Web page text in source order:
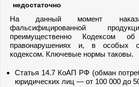
недостаточно
На данный момент
фальсифицированной
преимущественно Кодексом об
правонарушениях и, в особых
кодексом. Ключевые нормы таковы.
Статья 14.7 КоАП РФ (обман
юридических лиц — от 100 000 до